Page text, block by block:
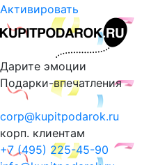
Активировать
Дарите эмоции
Подарки-впечатления
corp@kupitpodarok.ru
корп. клиентам
+7 (495) 225-45-90